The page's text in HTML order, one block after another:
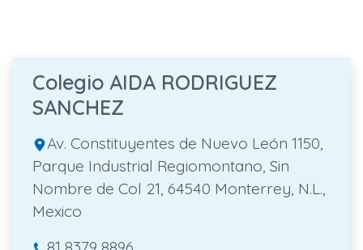
Colegio AIDA RODRIGUEZ
SANCHEZ
Av. Constituyentes de Nuevo León 1150,
Parque Industrial Regiomontano, Sin
Nombre de Col 21, 64540 Monterrey, N.L.,
Mexico